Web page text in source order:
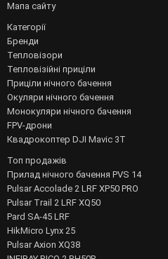
Мапа сайту
Категорії
Бренди
Тепловізори
Тепловізійні приціли
Приціли нічного бачення
Окуляри нічного бачення
Монокуляри нічного бачення
FPV-дрони
Квадрокоптер DJI Mavic 3T
Топ продажів
Прилад нічного бачення PVS 14
Pulsar Accolade 2 LRF XP50 PRO
Pulsar Trail 2 LRF XQ50
Pard SA-45 LRF
HikMicro Lynx 25
Pulsar Axion XQ38